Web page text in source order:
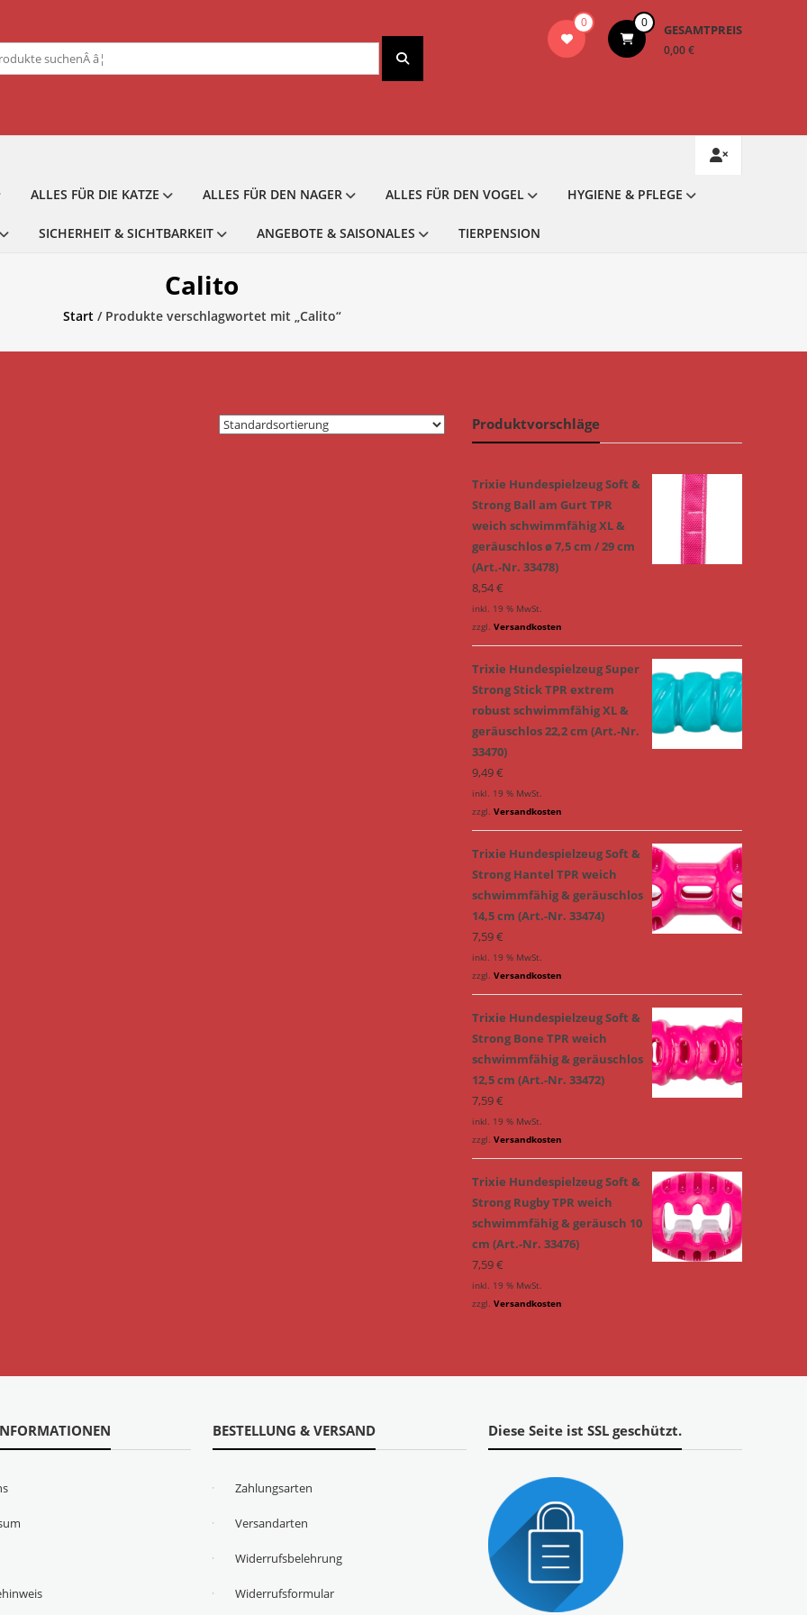
0 0 GESAMTPREIS
0,00 €
ALLES FÜR DIE KATZE ALLES FÜR DEN NAGER ALLES FÜR DEN VOGEL HYGIENE & PFLEGE
SICHERHEIT & SICHTBARKEIT ANGEBOTE & SAISONALES TIERPENSION
Calito
Start/ Produkte verschlagwortet mit „Calito“
Produktvorschläge
Trixie Hundespielzeug Soft &
Strong Ball am Gurt TPR
weich schwimmfähig XL &
geräuschlos ø 7,5 cm / 29 cm
(Art.-Nr. 33478)
8,54€
inkl. 19 % MwSt.
zzgl. Versandkosten
Trixie Hundespielzeug Super
Strong Stick TPR extrem
robust schwimmfähig XL &
geräuschlos 22,2 cm (Art.-Nr.
33470)
9,49€
inkl. 19 % MwSt.
zzgl. Versandkosten
Trixie Hundespielzeug Soft &
Strong Hantel TPR weich
schwimmfähig & geräuschlos
14,5 cm (Art.-Nr. 33474)
7,59€
inkl. 19 % MwSt.
zzgl. Versandkosten
Trixie Hundespielzeug Soft &
Strong Bone TPR weich
schwimmfähig & geräuschlos
12,5 cm (Art.-Nr. 33472)
7,59€
inkl. 19 % MwSt.
zzgl. Versandkosten
Trixie Hundespielzeug Soft &
Strong Rugby TPR weich
schwimmfähig & geräusch 10
cm (Art.-Nr. 33476)
7,59€
inkl. 19 % MwSt.
zzgl. Versandkosten
BESTELLUNG & VERSAND
Zahlungsarten
Versandarten
Widerrufsbelehrung
Widerrufsformular
Diese Seite ist SSL geschützt.